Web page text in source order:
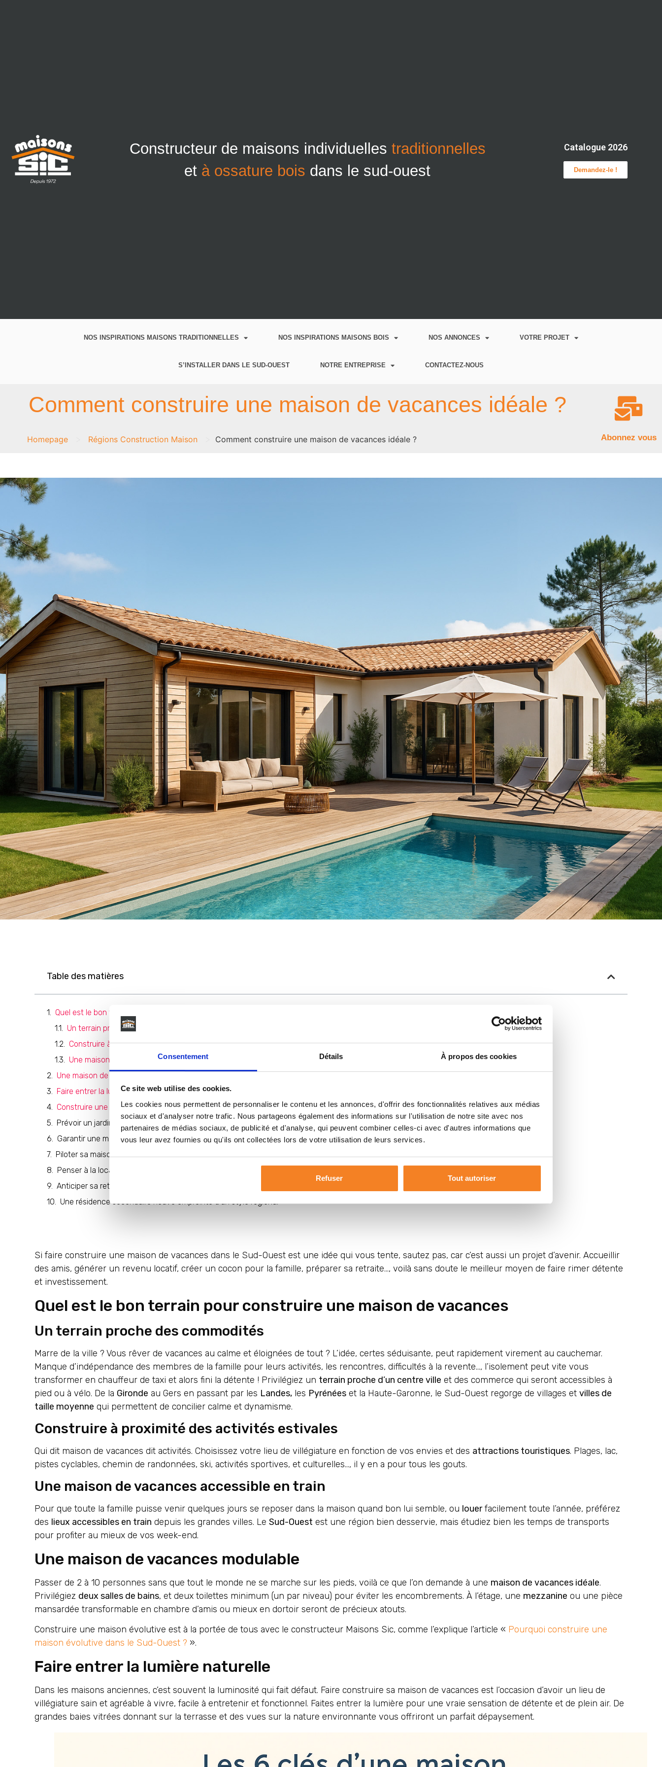
Consentement Détails À propos des cookies
Ce site web utilise des cookies.
Les cookies nous permettent de personnaliser le contenu et les annonces, d'offrir des fonctionnalités relatives aux médias
sociaux et d'analyser notre trafic. Nous partageons également des informations sur l'utilisation de notre site avec nos
partenaires de médias sociaux, de publicité et d'analyse, qui peuvent combiner celles-ci avec d'autres informations que
vous leur avez fournies ou qu'ils ont collectées lors de votre utilisation de leurs services.
Refuser Tout autoriser
Constructeur de maisons individuelles traditionnelles
et à ossature bois dans le sud-ouest
Catalogue 2026
Demandez-le !
NOS INSPIRATIONS MAISONS TRADITIONNELLES NOS INSPIRATIONS MAISONS BOIS NOS ANNONCES VOTRE PROJET
S’INSTALLER DANS LE SUD-OUEST NOTRE ENTREPRISE CONTACTEZ-NOUS
Comment construire une maison de vacances idéale ?
Homepage Régions Construction Maison Comment construire une maison de vacances idéale ? Abonnez vous
Table des matières
Quel est le bon terrain pour construire une maison de vacances
Un terrain proche des commodités
Construire à proximité des activités estivales
Une maison de vacances accessible en train
Une maison de vacances modulable
Faire entrer la lumière naturelle
Construire une maison de vacances idéale : à chacun sa chambre
Prévoir un jardin accueillant facile à entretenir
Garantir une maison fraîche en été
Piloter sa maison de vacances à distance avec la domotique
Penser à la location saisonnière
Anticiper sa retraite dans sa maison de vacances
Une résidence secondaire neuve empreinte d’un style régional
Si faire construire une maison de vacances dans le Sud-Ouest est une idée qui vous tente, sautez pas, car c’est aussi un projet d’avenir. Accueillir
des amis, générer un revenu locatif, créer un cocon pour la famille, préparer sa retraite…, voilà sans doute le meilleur moyen de faire rimer détente
et investissement.
Quel est le bon terrain pour construire une maison de vacances
Un terrain proche des commodités
Marre de la ville ? Vous rêver de vacances au calme et éloignées de tout ? L’idée, certes séduisante, peut rapidement virement au cauchemar.
Manque d’indépendance des membres de la famille pour leurs activités, les rencontres, difficultés à la revente…, l’isolement peut vite vous
transformer en chauffeur de taxi et alors fini la détente ! Privilégiez un terrain proche d’un centre ville et des commerce qui seront accessibles à
pied ou à vélo. De la Gironde au Gers en passant par les Landes, les Pyrénées et la Haute-Garonne, le Sud-Ouest regorge de villages et villes de
taille moyenne qui permettent de concilier calme et dynamisme.
Construire à proximité des activités estivales
Qui dit maison de vacances dit activités. Choisissez votre lieu de villégiature en fonction de vos envies et des attractions touristiques. Plages, lac,
pistes cyclables, chemin de randonnées, ski, activités sportives, et culturelles…, il y en a pour tous les gouts.
Une maison de vacances accessible en train
Pour que toute la famille puisse venir quelques jours se reposer dans la maison quand bon lui semble, ou louerfacilement toute l’année, préférez
des lieux accessibles en train depuis les grandes villes. Le Sud-Ouest est une région bien desservie, mais étudiez bien les temps de transports
pour profiter au mieux de vos week-end.
Une maison de vacances modulable
Passer de 2 à 10 personnes sans que tout le monde ne se marche sur les pieds, voilà ce que l’on demande à une maison de vacances idéale.
Privilégiez deux salles de bains, et deux toilettes minimum (un par niveau) pour éviter les encombrements. À l’étage, une mezzanine ou une pièce
mansardée transformable en chambre d’amis ou mieux en dortoir seront de précieux atouts.
Construire une maison évolutive est à la portée de tous avec le constructeur Maisons Sic, comme l’explique l’article « Pourquoi construire une
maison évolutive dans le Sud-Ouest ? ».
Faire entrer la lumière naturelle
Dans les maisons anciennes, c’est souvent la luminosité qui fait défaut. Faire construire sa maison de vacances est l’occasion d’avoir un lieu de
villégiature sain et agréable à vivre, facile à entretenir et fonctionnel. Faites entrer la lumière pour une vraie sensation de détente et de plein air. De
grandes baies vitrées donnant sur la terrasse et des vues sur la nature environnante vous offriront un parfait dépaysement.